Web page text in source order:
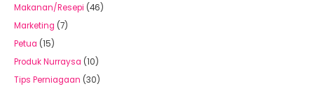
Makanan/Resepi (46)
Marketing (7)
Petua (15)
Produk Nurraysa (10)
Tips Perniagaan (30)